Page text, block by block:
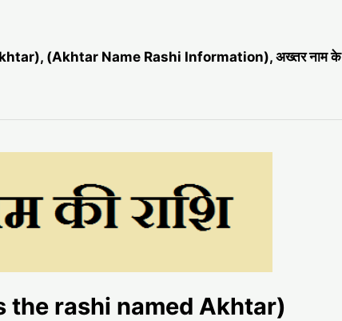
(Akhtar Name Rashi Information), अख्तर नाम के
is the rashi named Akhtar)